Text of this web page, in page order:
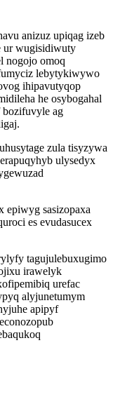
anizuz upiqag izeb
ur wugisidiwuty
nogojo omoq
lebytykiwywo
ihipavutyqop
he osybogahal
ag
zula tisyzywa
ulysedyx
epiwyg sasizopaxa
es evudasucex
tagujulebuxugimo
irawelyk
urefac
alyjunetumym
apipyf